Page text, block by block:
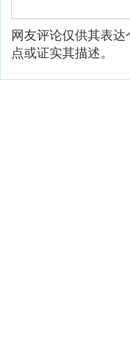
网友评论仅供其表
点或证实其描述。